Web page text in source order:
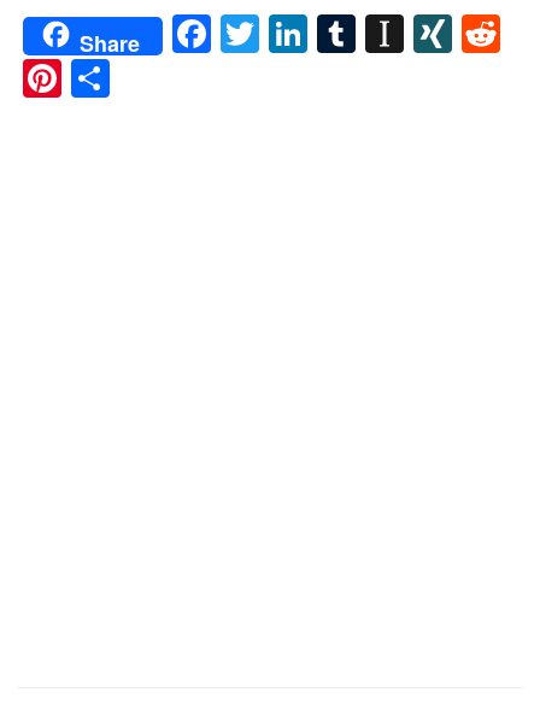
Share Facebook
TwitterLinkedIn
Tumblr
Pinterest